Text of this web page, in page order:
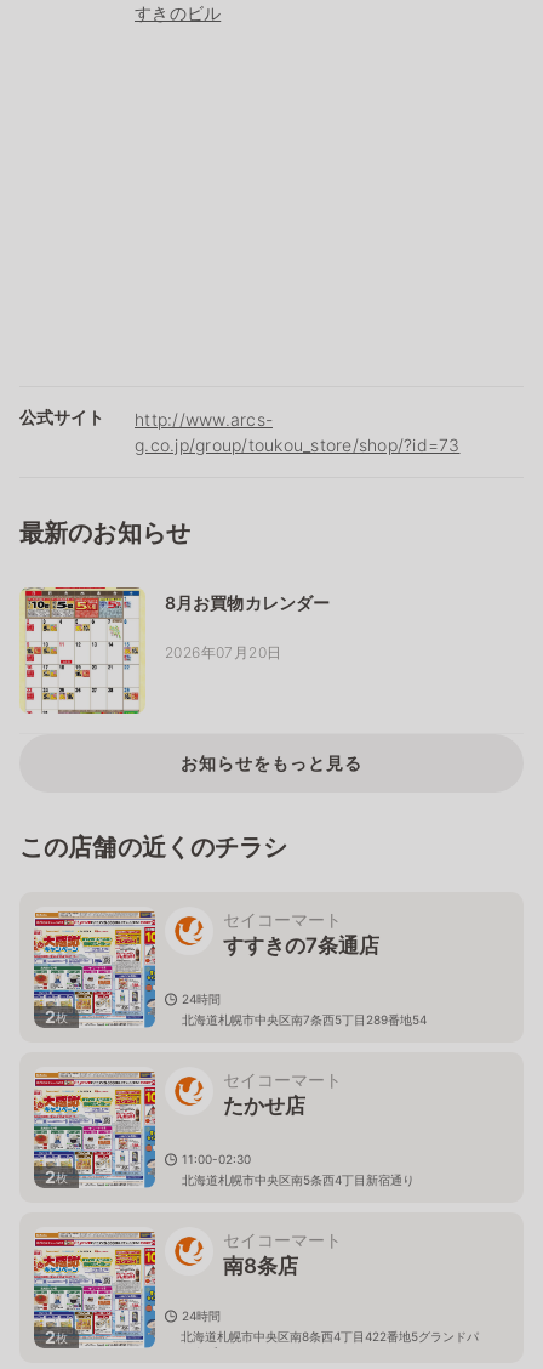
すきのビル
公式サイト
http://www.arcs-
g.co.jp/group/toukou_store/shop/?id=73
最新のお知らせ
8月お買物カレンダー
2026年07月20日
お知らせをもっと見る
この店舗の近くのチラシ
2枚
セイコーマート
すすきの7条通店
24時間
北海道札幌市中央区南7条西5丁目289番地54
2枚
セイコーマート
たかせ店
11:00-02:30
北海道札幌市中央区南5条西4丁目新宿通り
2枚
セイコーマート
南8条店
24時間
北海道札幌市中央区南8条西4丁目422番地5グランドパ
ークビル